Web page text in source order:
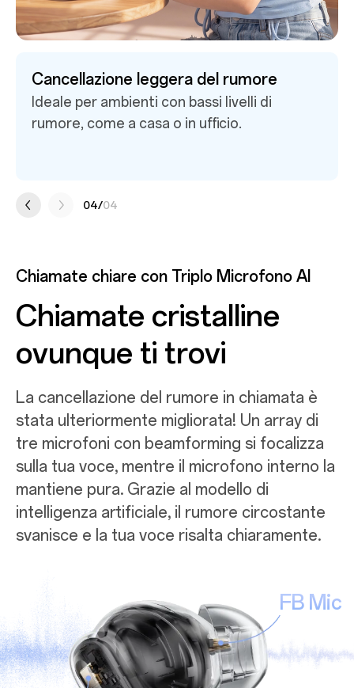
Cancellazione dinamica intelligente del
rumore
Adatta automaticamente l'effetto di
01/04
Chiamate chiare con Triplo Microfono AI
Chiamate cristalline
ovunque ti trovi
La cancellazione del rumore in chiamata è
stata ulteriormente migliorata! Un array di
tre microfoni con beamforming si focalizza
sulla tua voce, mentre il microfono interno la
mantiene pura. Grazie al modello di
intelligenza artificiale, il rumore circostante
svanisce e la tua voce risalta chiaramente.
FB Mic